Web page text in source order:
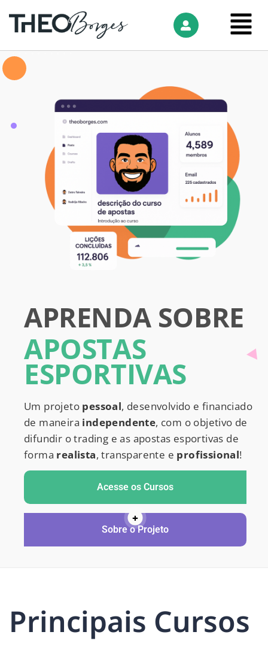
APRENDA SOBRE
APOSTAS
ESPORTIVAS
Um projeto pessoal, desenvolvido e financiado
de maneira independente, com o objetivo de
difundir o trading e as apostas esportivas de
forma realista, transparente e profissional!
Acesse os Cursos
+
Sobre o Projeto
Principais Cursos